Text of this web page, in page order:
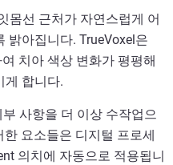
몸선 근처가 자연스럽게 어
밝아집니다. TrueVoxel은
치아 색상 변화가 평평해
게 합니다.
사항을 더 이상 수작업으
요소들은 디지털 프로세
의치에 자동으로 적용됩니